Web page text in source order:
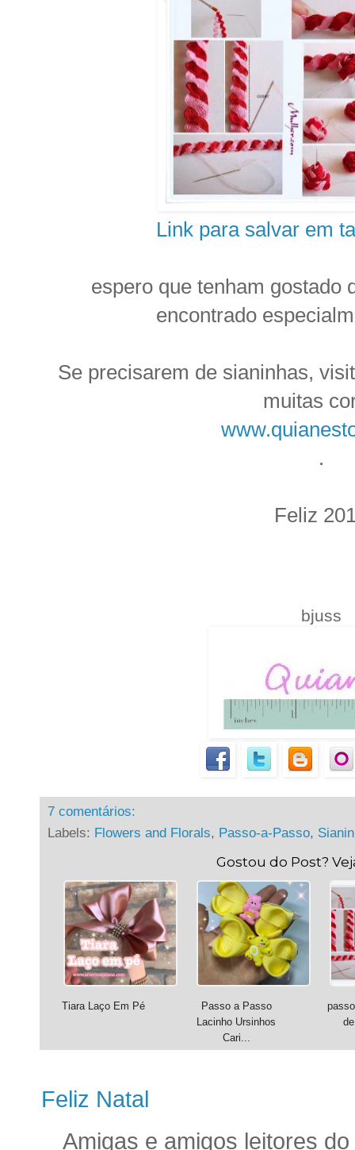
Link para salvar em
espero que tenham gostado
encontrado
Se precisarem de sianinhas,
muitas
.
Feliz
bjuss
7 comentários:
Labels: Flowers and Florals, Passo-a-Passo,
Gostou do Post?
Tiara Laço Em Pé
Passo a Passo
Lacinho Ursinhos
Cari...
Feliz Natal
Amigas e amigos leitores